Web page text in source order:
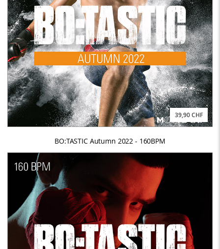
39,90 CHF
BO:TASTIC Autumn 2022 - 160BPM